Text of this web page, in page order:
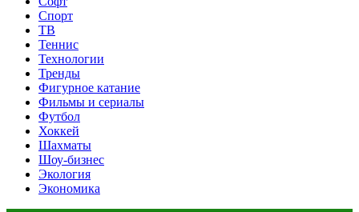
Спорт
ТВ
Теннис
Технологии
Тренды
Фигурное катание
Фильмы и сериалы
Футбол
Хоккей
Шахматы
Шоу-бизнес
Экология
Экономика